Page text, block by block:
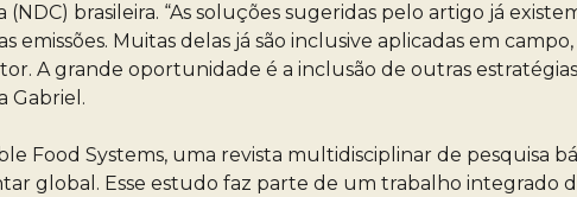
brasileira. “As soluções sugeridas pelo artigo já
emissões. Muitas delas já são inclusive aplicadas em
A grande oportunidade é a inclusão de outras
Gabriel.
Food Systems, uma revista multidisciplinar de pesquisa
global. Esse estudo faz parte de um trabalho integrado